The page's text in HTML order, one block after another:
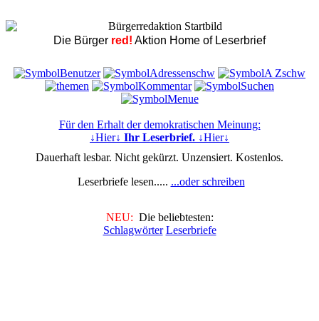
Die Bürger red! Aktion Home of Leserbrief
Für den Erhalt der demokratischen Meinung:
↓Hier↓ Ihr Leserbrief. ↓Hier↓
Dauerhaft lesbar. Nicht gekürzt. Unzensiert. Kostenlos.
Leserbriefe lesen..... ...oder schreiben
NEU: Die beliebtesten:
Schlagwörter Leserbriefe